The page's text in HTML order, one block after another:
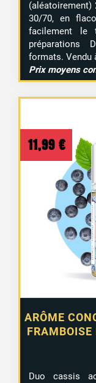
30/70, en
facilement le
préparations
formats. Vendu
Prix moyens
ARÔME
11,99 €
Duo cassis